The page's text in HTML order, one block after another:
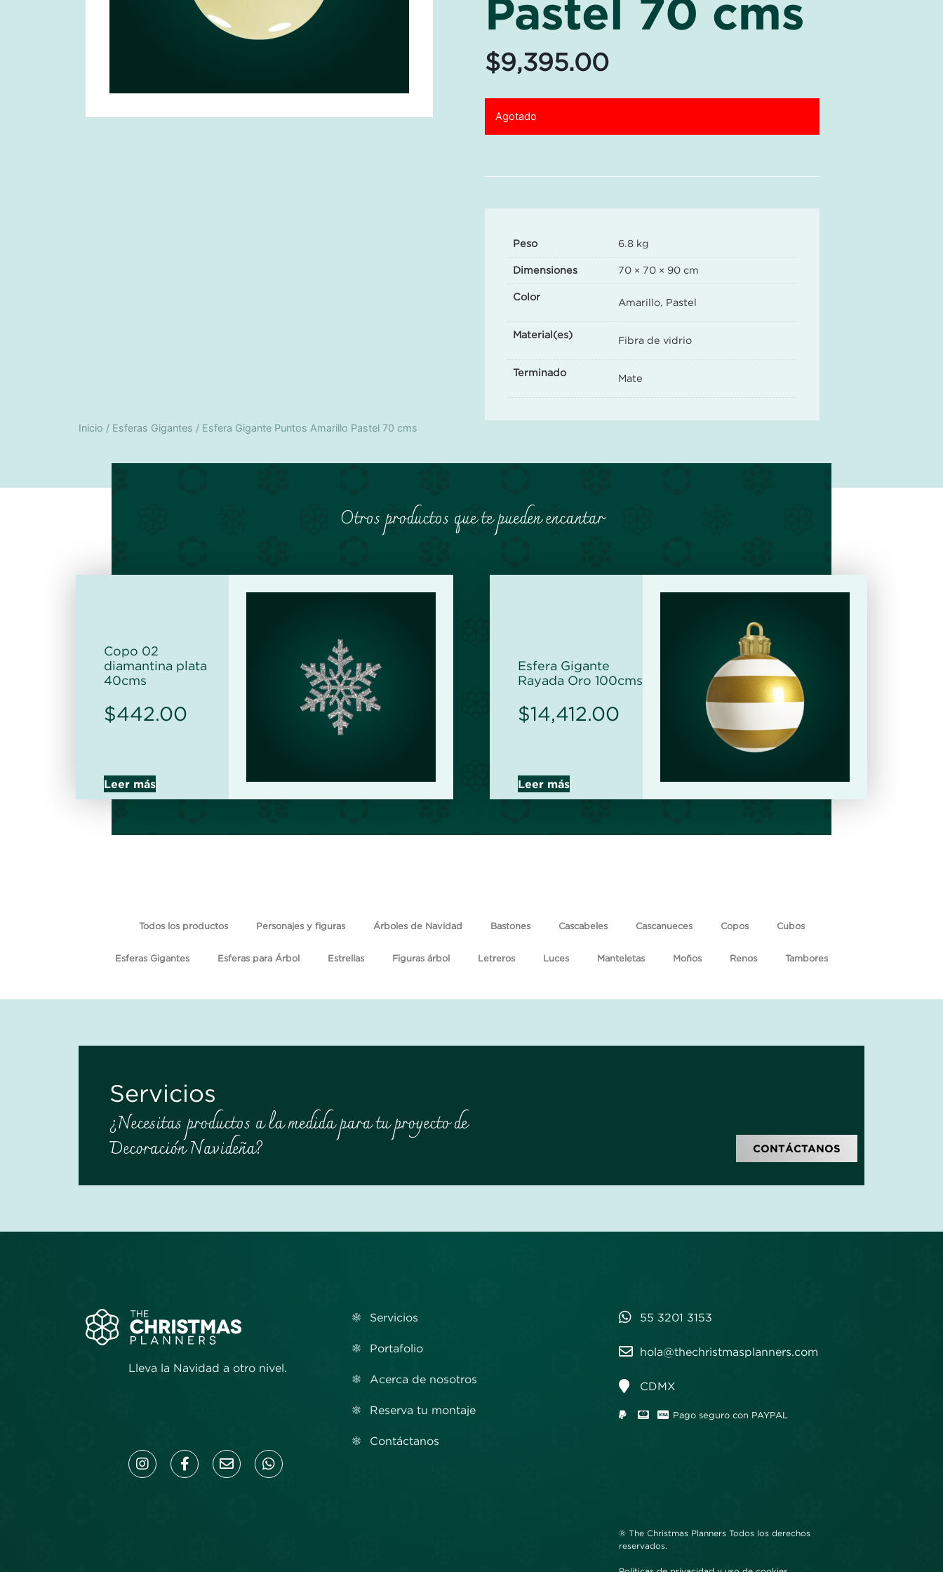
Pastel 70 cms
$9,395.00
Agotado
Peso 6.8 kg
Dimensiones 70 × 70 × 90 cm
Color Amarillo, Pastel
Material(es) Fibra de vidrio
Terminado Mate
Inicio / Esferas Gigantes / Esfera Gigante Puntos Amarillo Pastel 70 cms
Otros productos que te pueden encantar
Copo 02
diamantina plata
40cms
$442.00
Leer más
Esfera Gigante
Rayada Oro 100cms
$14,412.00
Leer más
Todos los productos Personajes y figuras Árboles de Navidad Bastones Cascabeles Cascanueces Copos Cubos
Esferas Gigantes Esferas para Árbol Estrellas Figuras árbol Letreros Luces Manteletas Moños Renos Tambores
Servicios
¿Necesitas productos a la medida para tu proyecto de
Decoración Navideña? CONTÁCTANOS
Lleva la Navidad a otro nivel.
Servicios
Portafolio
Acerca de nosotros
Reserva tu montaje
Contáctanos
55 3201 3153
hola@thechristmasplanners.com
CDMX
Pago seguro con PAYPAL
® The Christmas Planners Todos los derechos
reservados.